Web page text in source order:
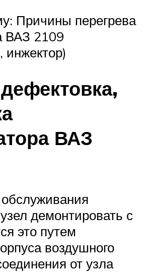
Причины перегрева
ВАЗ 2109
инжектор)
ВАЗ
демонтировать с
это путем
воздушного
от узла